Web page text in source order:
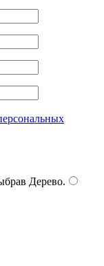
Дерево.